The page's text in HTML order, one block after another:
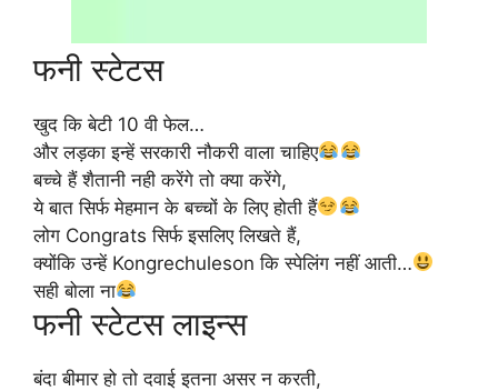
फनी स्टेटस
खुद कि बेटी 10 वी फेल…
और लड़का इन्हें सरकारी नौकरी वाला चाहिए
बच्चे हैं शैतानी नही करेंगे तो क्या करेंगे,
ये बात सिर्फ मेहमान के बच्चों के लिए होती हैं
लोग Congrats सिर्फ इसलिए लिखते हैं,
क्योंकि उन्हें Kongrechuleson कि स्पेलिंग नहीं आती…
सही बोला ना
फनी स्टेटस लाइन्स
बंदा बीमार हो तो दवाई इतना असर न करती,